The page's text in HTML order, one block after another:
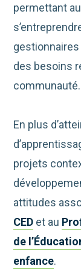
permettant
des besoins
communauté.
En plus
projets
attitudes
CED et au
de
enfance.